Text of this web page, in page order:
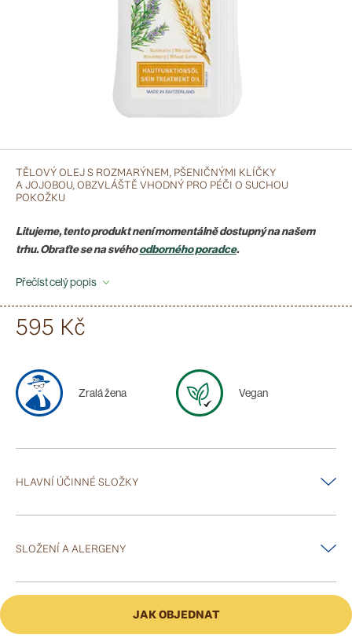
TĚLOVÝ OLEJ S ROZMARÝNEM, PŠENIČNÝMI KLÍČKY
A JOJOBOU, OBZVLÁŠTĚ VHODNÝ PRO PÉČI O SUCHOU
POKOŽKU
Litujeme, tento produkt není momentálně dostupný na našem
trhu. Obraťte se na svéhoodborného poradce.
Účinky tohoto produktu oceníte zejména po koupání a sprchování, ale
je vhodný i k masážím – čistý anebo s přidáním éterického oleje.
Přečíst celý popis
595 Kč
Zralá žena Vegan
HLAVNÍ ÚČINNÉ SLOŽKY
jojoby, avokáda, mandlí, kukuřice, sóji a pšeničných klíčků, kafr, mentol,
SLOŽENÍ A ALERGENY
JAK OBJEDNAT